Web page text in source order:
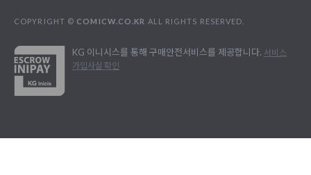
COPYRIGHT © COMICW.CO.KR ALL RIGHTS RESERVED.
KG 이니시스를 통해 구매안전서비스를 제공합니다. 서비스
가입사실 확인